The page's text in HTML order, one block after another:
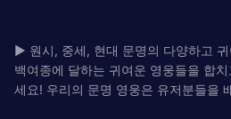
▶ 원시, 중세, 현대 문명의 다양하고
백여종에 달하는 귀여운 영웅들을 합
세요! 우리의 문명 영웅은 유저분들을